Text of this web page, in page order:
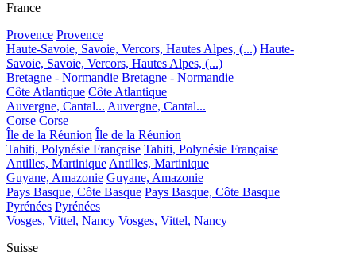
France
Provence Provence
Haute-Savoie, Savoie, Vercors, Hautes Alpes, (...) Haute-
Savoie, Savoie, Vercors, Hautes Alpes, (...)
Bretagne - Normandie Bretagne - Normandie
Côte Atlantique Côte Atlantique
Auvergne, Cantal... Auvergne, Cantal...
Corse Corse
Île de la Réunion Île de la Réunion
Tahiti, Polynésie Française Tahiti, Polynésie Française
Antilles, MartiniqueAntilles, Martinique
Guyane, Amazonie Guyane, Amazonie
Pays Basque, Côte Basque Pays Basque, Côte Basque
Pyrénées Pyrénées
Vosges, Vittel, Nancy Vosges, Vittel, Nancy
Suisse